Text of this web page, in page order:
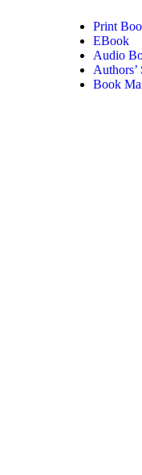
Print
EBook
Audio
Authors’
Book